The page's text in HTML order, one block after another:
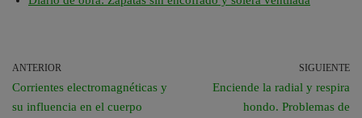
ANTERIOR
Corrientes electromagnéticas y
su influencia en el cuerpo
SIGUIENTE
Enciende la radial y respira
hondo. Problemas de